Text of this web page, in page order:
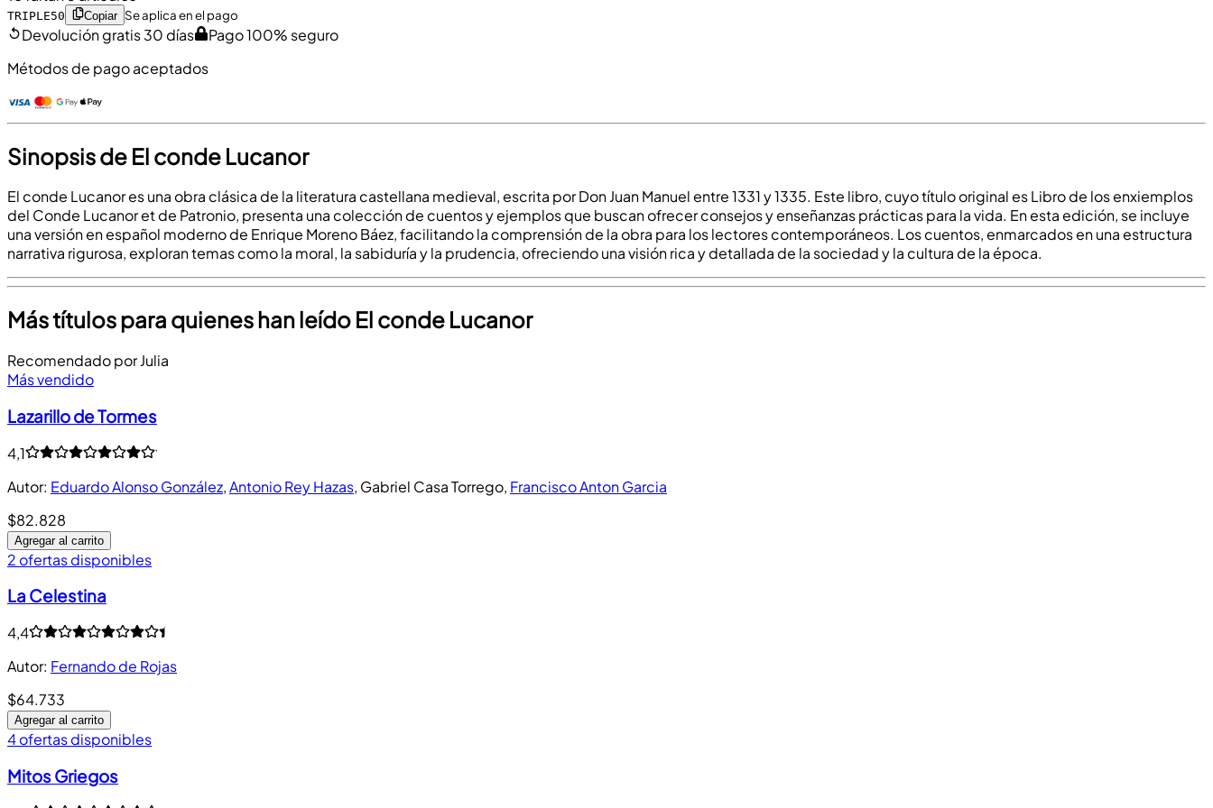
TRIPLE50 Copiar Se aplica en el pago
Devolución gratis 30 días
Pago 100% seguro
Métodos de pago aceptados
Sinopsis de El conde Lucanor
El conde Lucanor es una obra clásica de la literatura castellana medieval, escrita por Don Juan Manuel entre 1331 y 1335. Este libro, cuyo título original es Libro de los enxiemplos
del Conde Lucanor et de Patronio, presenta una colección de cuentos y ejemplos que buscan ofrecer consejos y enseñanzas prácticas para la vida. En esta edición, se incluye
una versión en español moderno de Enrique Moreno Báez, facilitando la comprensión de la obra para los lectores contemporáneos. Los cuentos, enmarcados en una estructura
narrativa rigurosa, exploran temas como la moral, la sabiduría y la prudencia, ofreciendo una visión rica y detallada de la sociedad y la cultura de la época.
Más títulos para quienes han leído El conde Lucanor
Recomendado por Julia
Más vendido
Lazarillo de Tormes
4,1
Autor: Eduardo Alonso González,Antonio Rey Hazas, Gabriel Casa Torrego, Francisco Anton Garcia
$82.828
Agregar al carrito
2 ofertas disponibles
La Celestina
4,4
Autor: Fernando de Rojas
$64.733
Agregar al carrito
4 ofertas disponibles
Mitos Griegos